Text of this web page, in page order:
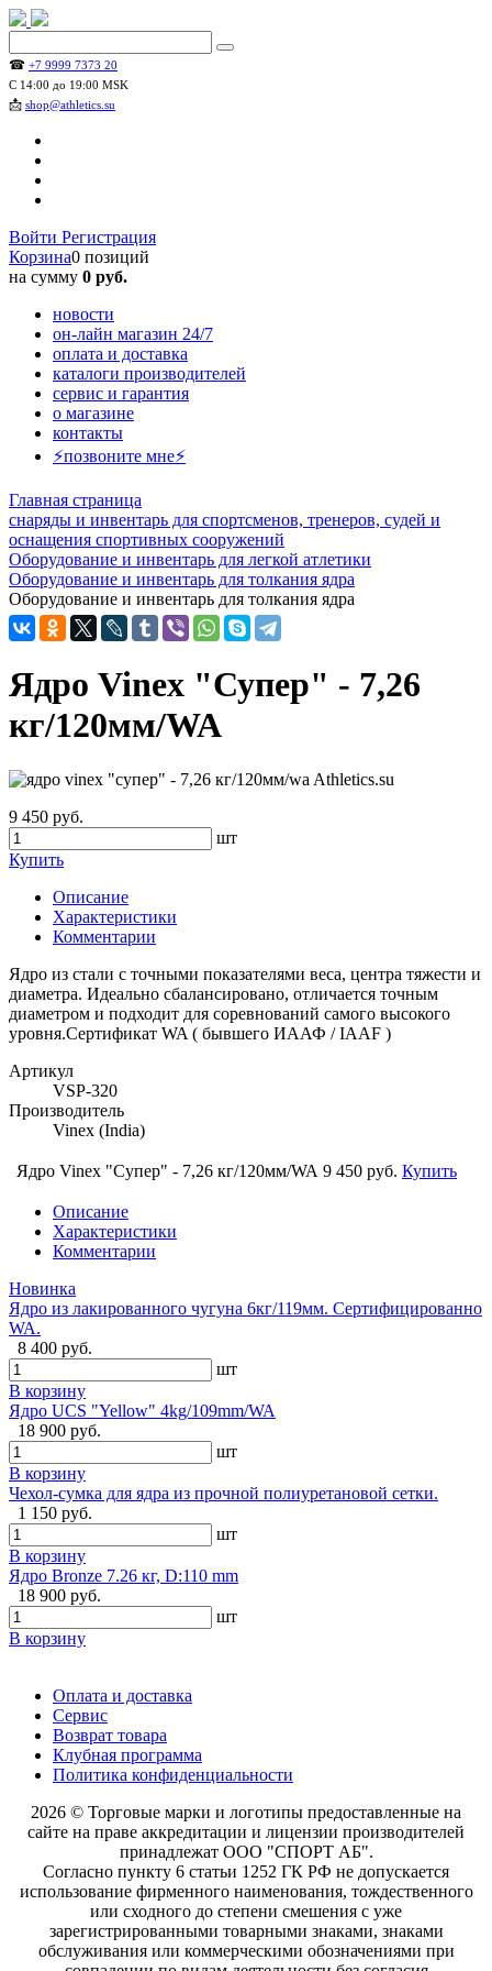
☎ +7 9999 7373 20
С 14:00 до 19:00 MSK
📩 shop@athletics.su
Войти Регистрация
Корзина0 позиций
на сумму 0 руб.
новости
он-лайн магазин 24/7
оплата и доставка
каталоги производителей
сервис и гарантия
о магазине
контакты
⚡позвоните мне⚡
Главная страница
снаряды и инвентарь для спортсменов, тренеров, судей и
оснащения спортивных сооружений
Оборудование и инвентарь для легкой атлетики
Оборудование и инвентарь для толкания ядра
Оборудование и инвентарь для толкания ядра
Ядро Vinex "Супер" - 7,26
кг/120мм/WA
9 450 руб.
шт
Купить
Описание
Характеристики
Комментарии
Ядро из стали с точными показателями веса, центра тяжести и
диаметра. Идеально сбалансировано, отличается точным
диаметром и подходит для соревнований самого высокого
уровня.Сертификат WA ( бывшего ИААФ / IAAF )
Артикул
VSP-320
Производитель
Vinex (India)
Ядро Vinex "Супер" - 7,26 кг/120мм/WA 9 450 руб. Купить
Описание
Характеристики
Комментарии
Новинка
Ядро из лакированного чугуна 6кг/119мм. Сертифицированно
WA.
8 400 руб.
шт
В корзину
Ядро UCS "Yellow" 4kg/109mm/WA
18 900 руб.
шт
В корзину
Чехол-сумка для ядра из прочной полиуретановой сетки.
1 150 руб.
шт
В корзину
Ядро Bronze 7.26 кг, D:110 mm
18 900 руб.
шт
В корзину
Оплата и доставка
Сервис
Возврат товара
Клубная программа
Политика конфиденциальности
2026 © Торговые марки и логотипы предоставленные на
сайте на праве аккредитации и лицензии производителей
принадлежат ООО "СПОРТ АБ".
Согласно пункту 6 статьи 1252 ГК РФ не допускается
использование фирменного наименования, тождественного
или сходного до степени смешения с уже
зарегистрированными товарными знаками, знаками
обслуживания или коммерческими обозначениями при